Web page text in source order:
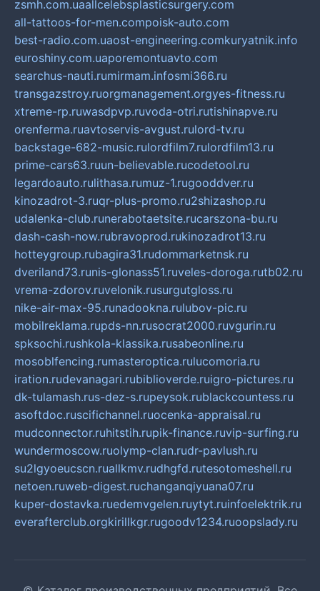
zsmh.com.uaallcelebsplasticsurgery.com
all-tattoos-for-men.compoisk-auto.com
best-radio.com.uaost-engineering.comkuryatnik.info
euroshiny.com.uaporemontuavto.com
searchus-nauti.rumirmam.infosmi366.ru
transgazstroy.ruorgmanagement.orgyes-fitness.ru
xtreme-rp.ruwasdpvp.ruvoda-otri.rutishinapve.ru
orenferma.ruavtoservis-avgust.rulord-tv.ru
backstage-682-music.rulordfilm7.rulordfilm13.ru
prime-cars63.ruun-believable.rucodetool.ru
legardoauto.rulithasa.rumuz-1.rugooddver.ru
kinozadrot-3.ruqr-plus-promo.ru2shizashop.ru
udalenka-club.runerabotaetsite.rucarszona-bu.ru
dash-cash-now.rubravoprod.rukinozadrot13.ru
hotteygroup.rubagira31.rudommarketnsk.ru
dveriland73.runis-glonass51.ruveles-doroga.rutb02.ru
vrema-zdorov.ruvelonik.rusurgutgloss.ru
nike-air-max-95.runadookna.rulubov-pic.ru
mobilreklama.rupds-nn.rusocrat2000.ruvgurin.ru
spksochi.rushkola-klassika.rusabeonline.ru
mosoblfencing.rumasteroptica.rulucomoria.ru
iration.rudevanagari.rubiblioverde.ruigro-pictures.ru
dk-tulamash.rus-dez-s.rupeysok.rublackcountess.ru
asoftdoc.ruscifichannel.ruocenka-appraisal.ru
mudconnector.ruhitstih.rupik-finance.ruvip-surfing.ru
wundermoscow.ruolymp-clan.rudr-pavlush.ru
su2lgyoeucscn.ruallkmv.rudhgfd.rutesotomeshell.ru
netoen.ruweb-digest.ruchanganqiyuana07.ru
kuper-dostavka.ruedemvgelen.ruytyt.ruinfoelektrik.ru
everafterclub.orgkirillkgr.rugoodv1234.ruoopslady.ru